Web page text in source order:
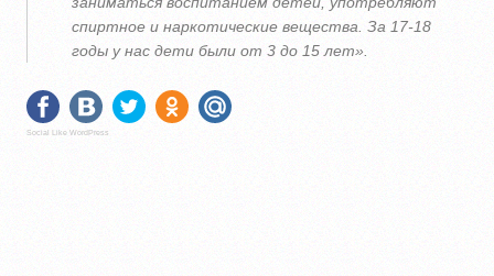
спиртное и наркотические вещества. За 17-18
годы у нас дети были от 3 до 15 лет».
Social Like WordPress